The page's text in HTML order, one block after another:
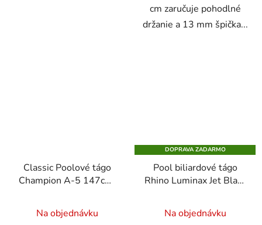
cm zaručuje pohodlné
držanie a 13 mm špička...
Classic Poolové tágo
Champion A-5 147cm,
Na objednávku
DOPRAVA ZADARMO
Pool biliardové tágo
Rhino Luminax Jet Black
12,5mm Sport Wrap
Na objednávku